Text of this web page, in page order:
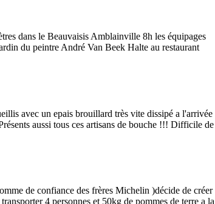
dans le Beauvaisis Amblainville 8h les équipages
du peintre André Van Beek Halte au restaurant
avec un epais brouillard très vite dissipé a l'arrivée
aussi tous ces artisans de bouche !!! Difficile de
de confiance des frères Michelin )décide de créer
4 personnes et 50kg de pommes de terre a la